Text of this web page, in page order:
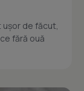
de făcut,
fără ouă